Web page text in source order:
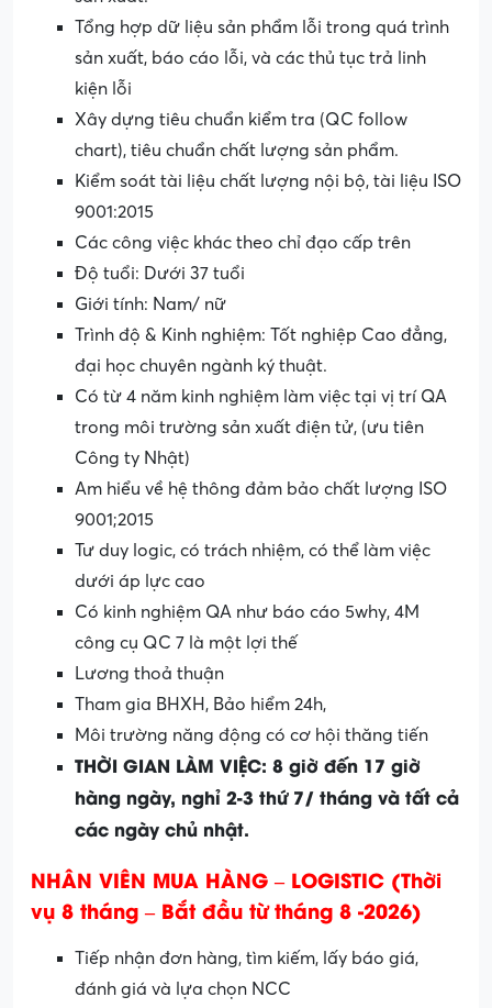
Tổng hợp dữ liệu sản phẩm lỗi trong quá trình
sản xuất, báo cáo lỗi, và các thủ tục trả linh
kiện lỗi
Xây dựng tiêu chuẩn kiểm tra (QC follow
chart), tiêu chuẩn chất lượng sản phẩm.
Kiểm soát tài liệu chất lượng nội bộ, tài liệu ISO
9001:2015
Các công việc khác theo chỉ đạo cấp trên
Độ tuổi: Dưới 37 tuổi
Giới tính: Nam/ nữ
Trình độ & Kinh nghiệm: Tốt nghiệp Cao đẳng,
đại học chuyên ngành ký thuật.
Có từ 4 năm kinh nghiệm làm việc tại vị trí QA
trong môi trường sản xuất điện tử, (ưu tiên
Công ty Nhật)
Am hiểu về hệ thông đảm bảo chất lượng ISO
9001;2015
Tư duy logic, có trách nhiệm, có thể làm việc
dưới áp lực cao
Có kinh nghiệm QA như báo cáo 5why, 4M
công cụ QC 7 là một lợi thế
Lương thoả thuận
Tham gia BHXH, Bảo hiểm 24h,
Môi trường năng động có cơ hội thăng tiến
THỜI GIAN LÀM VIỆC: 8 giờ đến 17 giờ
hàng ngày, nghỉ 2-3 thứ 7/ tháng và tất cả
các ngày chủ nhật.
NHÂN VIÊN MUA HÀNG – LOGISTIC (Thời
vụ 8 tháng – Bắt đầu từ tháng 8 -2026)
Tiếp nhận đơn hàng, tìm kiếm, lấy báo giá,
đánh giá và lựa chọn NCC